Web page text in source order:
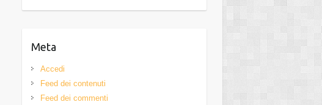
Meta
Accedi
Feed dei contenuti
Feed dei commenti